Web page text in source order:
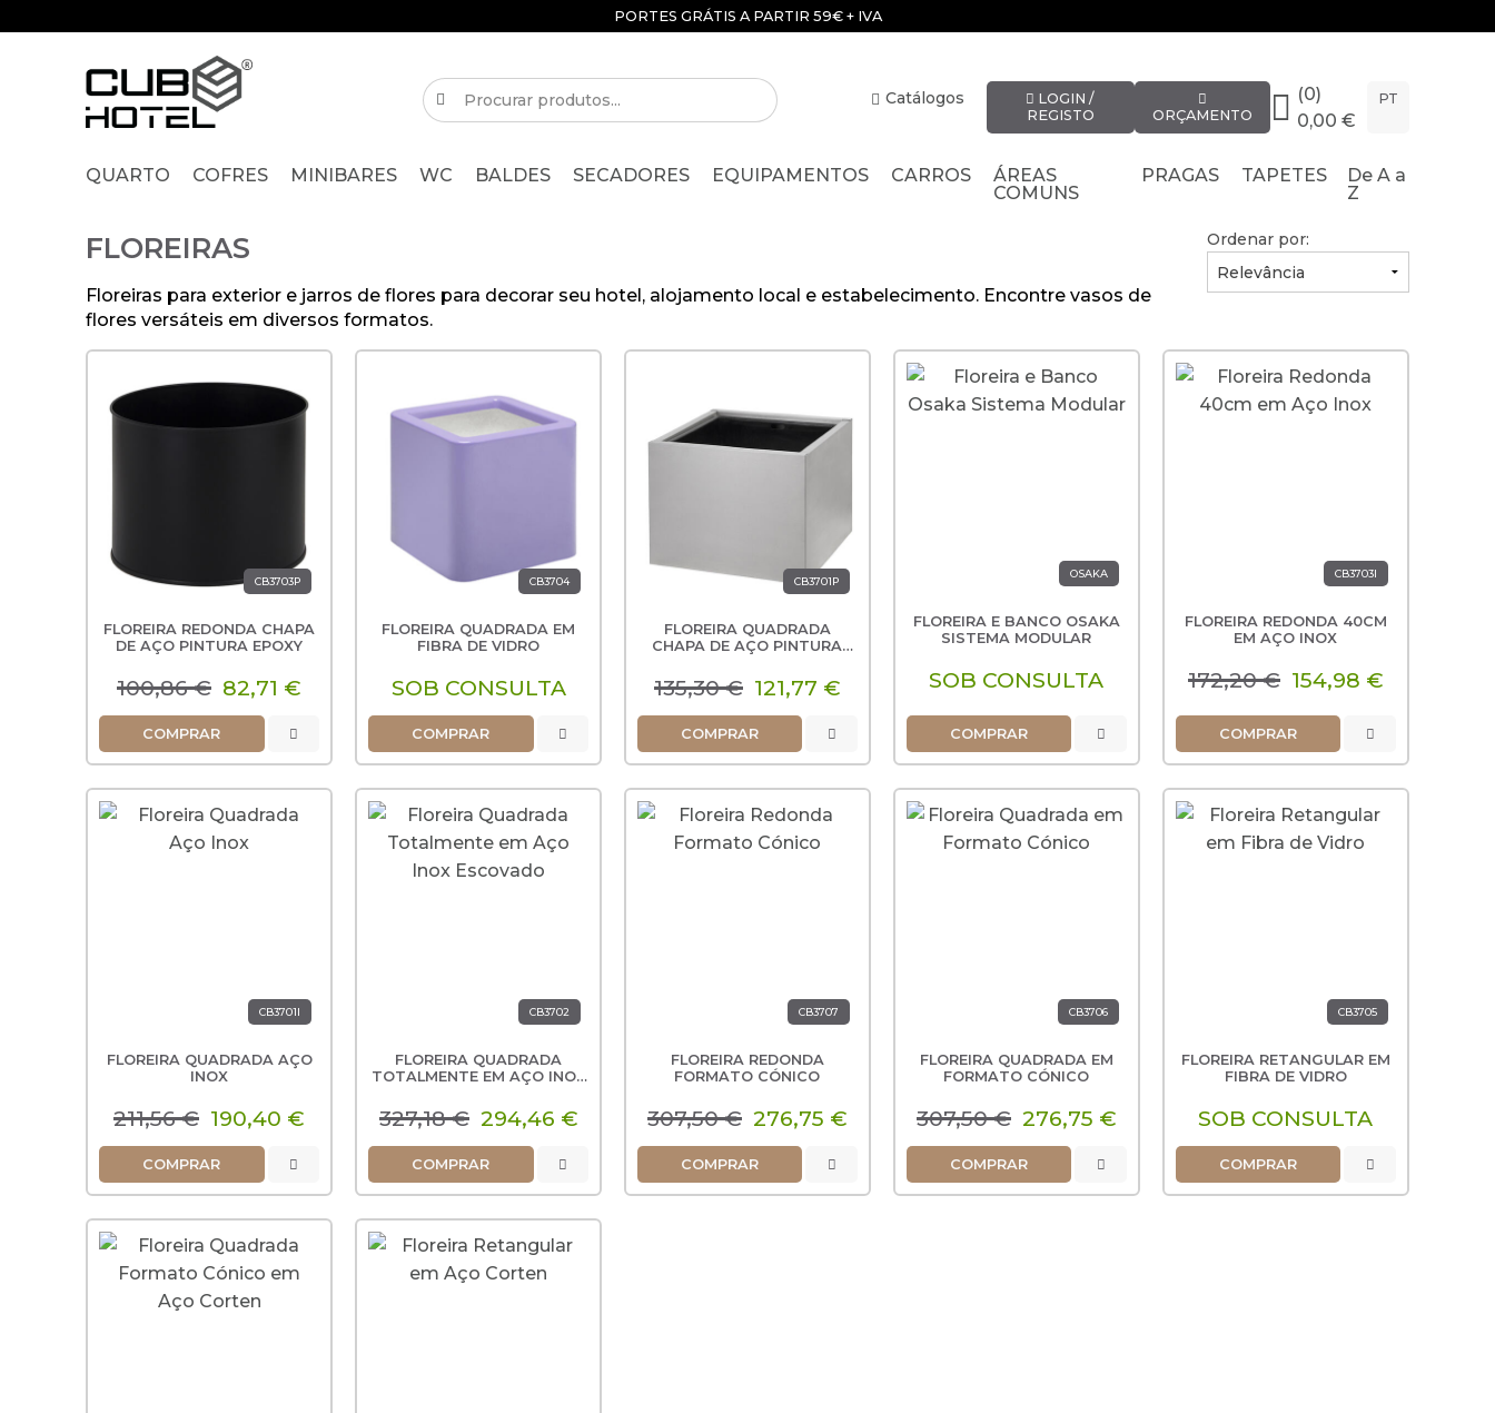
PORTES GRÁTIS A PARTIR 59€ + IVA
Catálogos
LOGIN /
REGISTO
ORÇAMENTO
(0)
0,00 €
PT
QUARTO COFRES MINIBARES WC BALDES SECADORES EQUIPAMENTOS CARROS
ÁREAS
COMUNS
PRAGAS TAPETES
De A a
Z
FLOREIRAS
Floreiras para exterior e jarros de flores para decorar seu hotel, alojamento local e estabelecimento. Encontre vasos de
flores versáteis em diversos formatos.
Ordenar por:
CB3703P
FLOREIRA REDONDA CHAPA
DE AÇO PINTURA EPOXY
100,86 € 82,71 €
COMPRAR
CB3704
FLOREIRA QUADRADA EM
FIBRA DE VIDRO
SOB CONSULTA
COMPRAR
CB3701P
FLOREIRA QUADRADA
CHAPA DE AÇO PINTURA
135,30 € 121,77 €
COMPRAR
OSAKA
FLOREIRA E BANCO OSAKA
SISTEMA MODULAR
SOB CONSULTA
COMPRAR
CB3703I
FLOREIRA REDONDA 40CM
EM AÇO INOX
172,20 € 154,98 €
COMPRAR
CB3701I
FLOREIRA QUADRADA AÇO
INOX
211,56 € 190,40 €
COMPRAR
CB3702
FLOREIRA QUADRADA
TOTALMENTE EM AÇO INOX
327,18 € 294,46 €
COMPRAR
CB3707
FLOREIRA REDONDA
FORMATO CÓNICO
307,50 € 276,75 €
COMPRAR
CB3706
FLOREIRA QUADRADA EM
FORMATO CÓNICO
307,50 € 276,75 €
COMPRAR
CB3705
FLOREIRA RETANGULAR EM
FIBRA DE VIDRO
SOB CONSULTA
COMPRAR